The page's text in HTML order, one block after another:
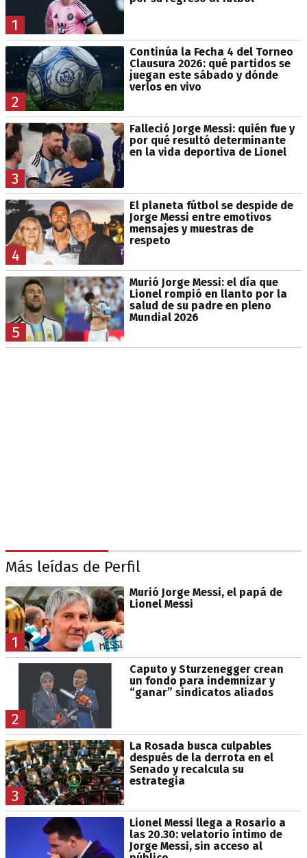
1
2
Continúa la Fecha 4 del Torneo
Clausura 2026: qué partidos se
juegan este sábado y dónde
verlos en vivo
3
Falleció Jorge Messi: quién fue y
por qué resultó determinante
en la vida deportiva de Lionel
4
El planeta fútbol se despide de
Jorge Messi entre emotivos
mensajes y muestras de
respeto
5
Murió Jorge Messi: el día que
Lionel rompió en llanto por la
salud de su padre en pleno
Mundial 2026
Más leídas de Perfil
1
Murió Jorge Messi, el papá de
Lionel Messi
2
Caputo y Sturzenegger crean
un fondo para indemnizar y
“ganar” sindicatos aliados
3
La Rosada busca culpables
después de la derrota en el
Senado y recalcula su
estrategia
Lionel Messi llega a Rosario a
las 20.30: velatorio íntimo de
Jorge Messi, sin acceso al